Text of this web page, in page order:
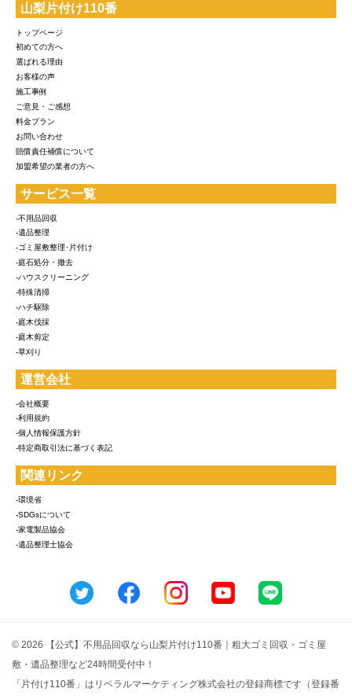
山梨片付け110番
トップページ
初めての方へ
選ばれる理由
お客様の声
施工事例
ご意見・ご感想
料金プラン
お問い合わせ
賠償責任補償について
加盟希望の業者の方へ
サービス一覧
-不用品回収
-遺品整理
-ゴミ屋敷整理･片付け
-庭石処分・撤去
-ハウスクリーニング
-特殊清掃
-ハチ駆除
-庭木伐採
-庭木剪定
-草刈り
運営会社
-会社概要
-利用規約
-個人情報保護方針
-特定商取引法に基づく表記
関連リンク
-環境省
-SDGsについて
-家電製品協会
-遺品整理士協会
© 2026 【公式】不用品回収なら山梨片付け110番｜粗大ゴミ回収・ゴミ屋
敷・遺品整理など24時間受付中！
「片付け110番」はリベラルマーケティング株式会社の登録商標です（登録番